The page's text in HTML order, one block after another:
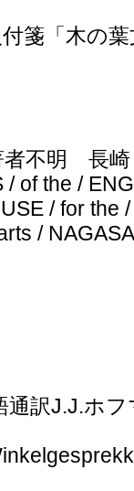
箋「木の
者不明 長
of the /
/ for the
/
通訳J.J.ホ